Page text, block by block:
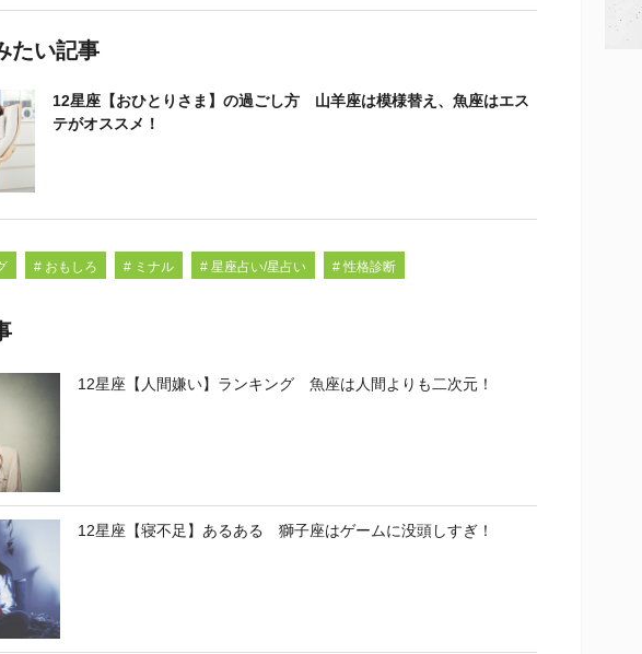
たい記事
12星座【おひとりさま】の過ごし方 山羊座は模様替え、魚座はエス
テがオススメ！
# おもしろ # ミナル # 星座占い/星占い # 性格診断
12星座【人間嫌い】ランキング 魚座は人間よりも二次元！
12星座【寝不足】あるある 獅子座はゲームに没頭しすぎ！